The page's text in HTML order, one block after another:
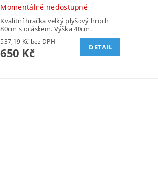
Momentálně nedostupné
Kvalitní hračka velký plyšový hroch
80cm s ocáskem. Výška 40cm.
537,19 Kč bez DPH
650 Kč DETAIL